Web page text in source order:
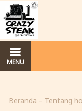
MENU
Beranda – Tentang